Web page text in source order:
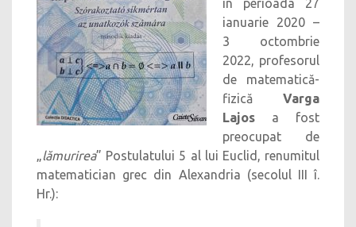
în perioada 27
ianuarie 2020 –
3 octombrie
2022, profesorul
de matematică-
fizică Varga
Lajos a fost
preocupat de
„lămurirea” Postulatului 5 al lui Euclid, renumitul
matematician grec din Alexandria (secolul III î.
Hr.):